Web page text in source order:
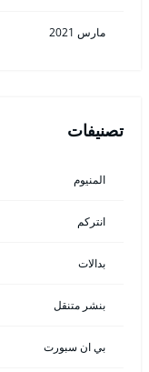
مارس 2021
تصنيفات
المنيوم
انتركم
بدالات
بنشر متنقل
بي ان سبورت